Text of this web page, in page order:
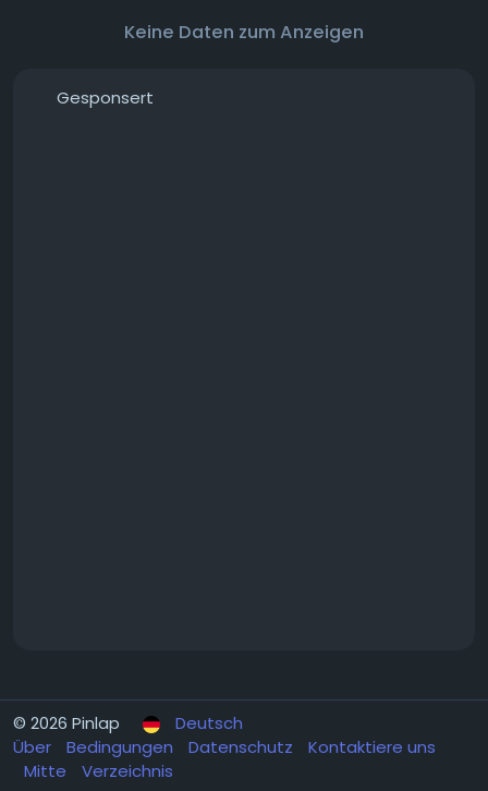
Keine Daten zum Anzeigen
Gesponsert
© 2026 Pinlap
Deutsch
Über
Bedingungen Datenschutz
Kontaktiere uns
Mitte
Verzeichnis